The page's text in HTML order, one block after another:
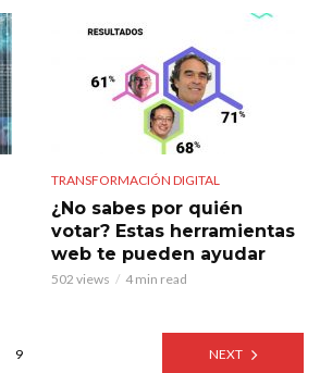
TRANSFORMACIÓN DIGITAL
¿No sabes por quién
votar? Estas herramientas
web te pueden ayudar
502 views 4 min read
9 NEXT